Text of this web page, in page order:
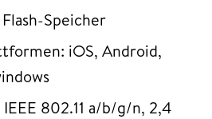
Speicher
iOS, Android,
802.11 a/b/g/n, 2,4